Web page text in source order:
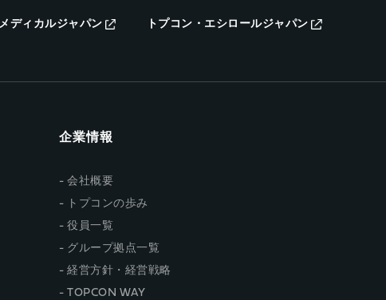
ディカルジャパン トプコン・エシロールジャパン
企業情報
会社概要
トプコンの歩み
役員一覧
グループ拠点一覧
経営方針・経営戦略
TOPCON WAY